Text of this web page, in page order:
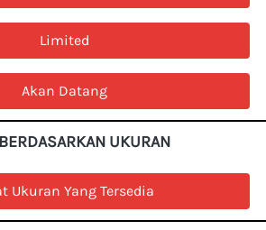
`Limited
`
Akan Datang
UKURAN
Ukuran Yang Tersedia